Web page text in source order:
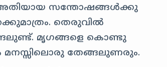
സന്തോഷങ്ങള്‍ക്കു
തെരുവില്‍
മൃഗങ്ങളെ കൊണ്ടു
മനസ്സിലൊരു തേങ്ങലുണരും.